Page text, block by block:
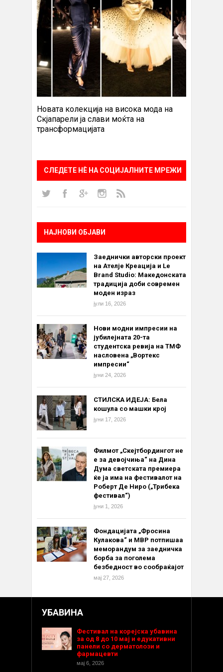
Новата колекција на висока мода на
Скјапарели ја слави моќта на
трансформацијата
СЛЕДЕТЕ НÈ НА СОЦИЈАЛНИТЕ МРЕЖИ
НАЈНОВИ ОБЈАВИ
Заеднички авторски проект
на Ателје Креација и Le
Brand Studio: Македонската
традиција доби современ
моден израз
јули 16, 2026
Нови модни импресии на
јубилејната 20-та
студентска ревија на ТМФ
насловена „Вортекс
импресии“
јуни 24, 2026
СТИЛСКА ИДЕЈА: Бела
кошула со машки крој
јуни 17, 2026
Филмот „Скејтбордингот не
е за девојчиња“ на Дина
Дума светската премиера
ќе ја има на фестивалот на
Роберт Де Ниро („Трибека
фестивал“)
јуни 1, 2026
Фондацијата „Фросина
Кулакова“ и МВР потпишаа
меморандум за заедничка
борба за поголема
безбедност во сообраќајот
мај 27, 2026
УБАВИНА
Фестивал на корејска убавина
за од 8 до 10 мај и едукативни
панели со дерматолози и
фармацевти
мај 6, 2026